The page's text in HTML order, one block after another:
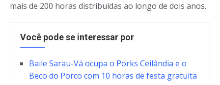
mais de 200 horas distribuídas ao longo de dois anos.
Você pode se interessar por
Baile Sarau-Vá ocupa o Porks Ceilândia e o
Beco do Porco com 10 horas de festa gratuita